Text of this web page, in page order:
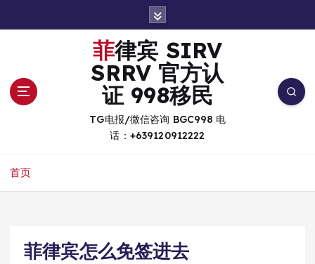
菲律宾 SIRV
SRRV 官方认
证 998移民
TG电报/微信咨询 BGC998 电
话：+639120912222
首页
菲律宾怎么免签进去